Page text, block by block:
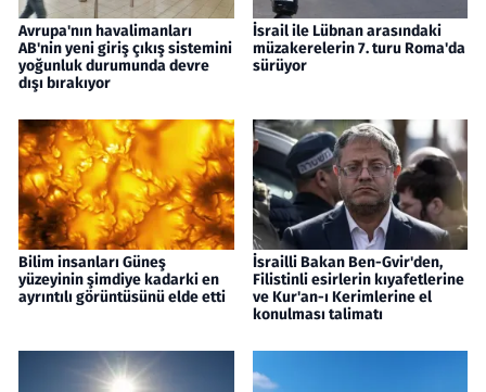
Avrupa'nın havalimanları
AB'nin yeni giriş çıkış sistemini
yoğunluk durumunda devre
dışı bırakıyor
İsrail ile Lübnan arasındaki
müzakerelerin 7. turu Roma'da
sürüyor
Bilim insanları Güneş
yüzeyinin şimdiye kadarki en
ayrıntılı görüntüsünü elde etti
İsrailli Bakan Ben-Gvir'den,
Filistinli esirlerin kıyafetlerine
ve Kur'an-ı Kerimlerine el
konulması talimatı